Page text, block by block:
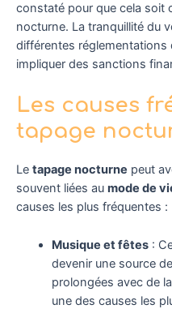
constaté pour que cela soit
nocturne. La tranquillité du
différentes réglementations
impliquer des sanctions
Les causes
tapage
Le tapage nocturne peut
souvent liées au mode de
causes les plus fréquentes :
Musique et fêtes:
devenir une source
prolongées avec de
une des causes les